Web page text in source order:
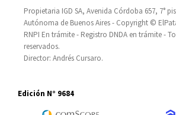
Propietaria IGD SA, Avenida Córdoba 657, 7°
Autónoma de Buenos Aires - Copyright ©
RNPI En trámite - Registro DNDA en trámite -
reservados.
Director: Andrés Cursaro.
Edición N° 9684